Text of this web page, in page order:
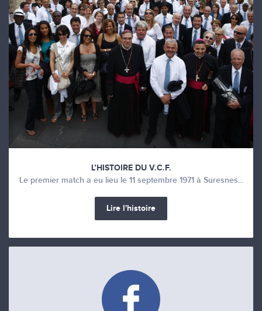
L’HISTOIRE DU V.C.F.
Le premier match a eu lieu le 11 septembre 1971 à Suresnes...
Lire l'histoire